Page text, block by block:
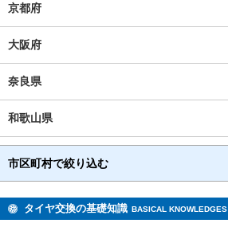
京都府
大阪府
奈良県
和歌山県
市区町村で絞り込む
タイヤ交換の基礎知識 BASICAL KNOWLEDGES